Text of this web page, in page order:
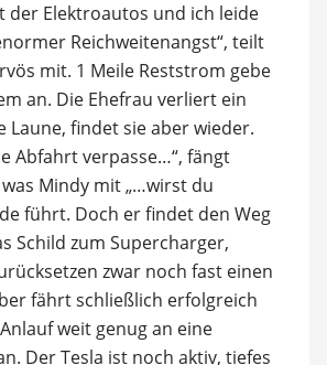
der Elektroautos und ich leide
Reichweitenangst“, teilt
mit. 1 Meile Reststrom gebe
an. Die Ehefrau verliert ein
Laune, findet sie aber wieder.
Abfahrt verpasse…“, fängt
Mindy mit „…wirst du
führt. Doch er findet den Weg
Schild zum Supercharger,
zwar noch fast einen
fährt schließlich erfolgreich
weit genug an eine
Der Tesla ist noch aktiv, tiefes